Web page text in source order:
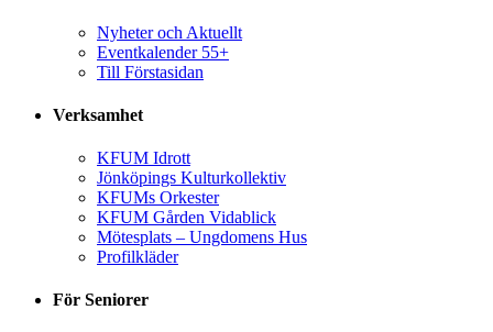
Nyheter och Aktuellt
Eventkalender 55+
Till Förstasidan
Verksamhet
KFUM Idrott
Jönköpings Kulturkollektiv
KFUMs Orkester
KFUM Gården Vidablick
Mötesplats – Ungdomens Hus
Profilkläder
För Seniorer